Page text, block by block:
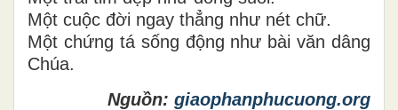
Một cuộc đời ngay thẳng như nét chữ.
Một chứng tá sống động như bài văn dâng
Chúa.
Nguồn: giaophanphucuong.org